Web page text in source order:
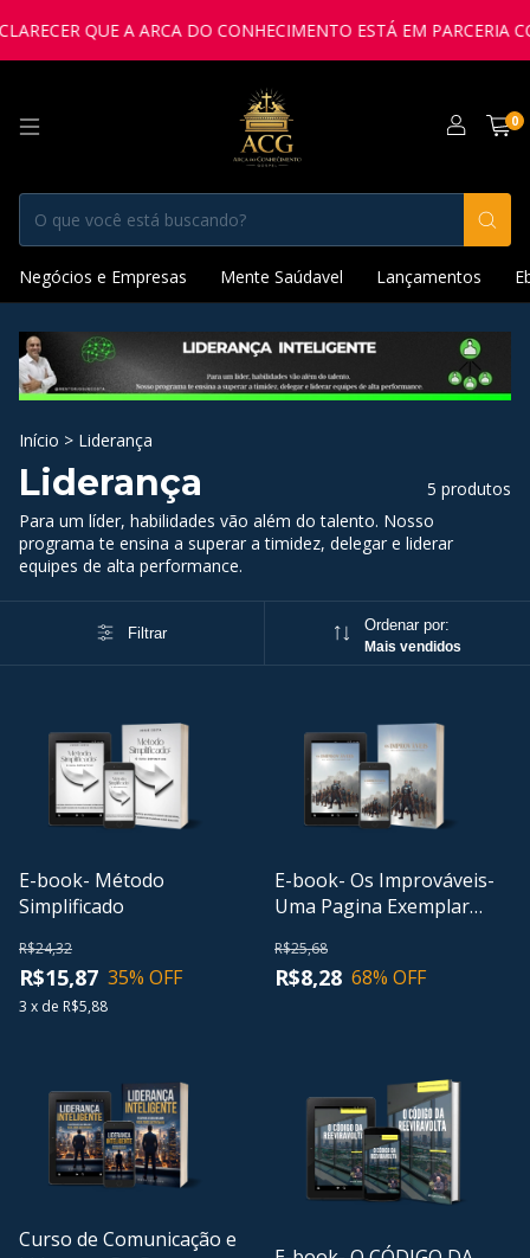
QUE A ARCA DO CONHECIMENTO ESTÁ EM PARCERIA
0
Negócios e Empresas Mente Saúdavel Lançamentos
Início > Liderança
Liderança
5 produtos
Para um líder, habilidades vão além do talento. Nosso
programa te ensina a superar a timidez, delegar e liderar
equipes de alta performance.
Filtrar Ordenar por:
Mais vendidos
E-book- Método
Simplificado
R$15,87
R$24,32
35% OFF
3 x de R$5,88
E-book- Os Improváveis-
Uma Pagina Exemplar
R$8,28
R$25,68
68% OFF
Curso de Comunicação e